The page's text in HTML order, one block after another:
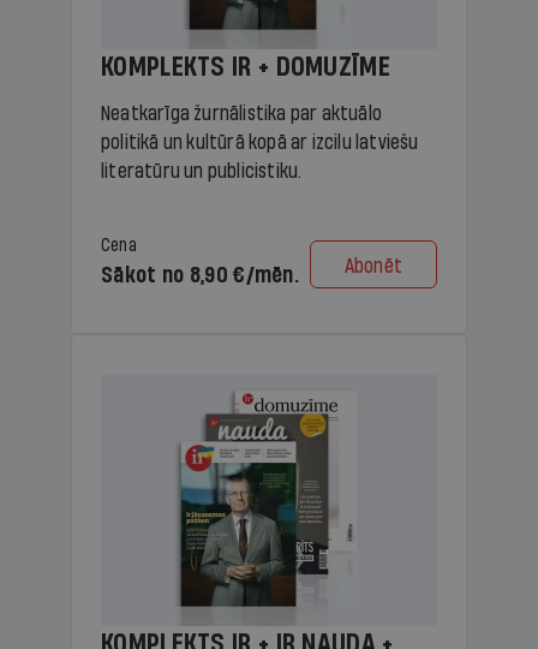
KOMPLEKTS IR + DOMUZĪME
Neatkarīga žurnālistika par aktuālo
politikā un kultūrā kopā ar izcilu latviešu
literatūru un publicistiku.
Cena
Sākot no 8,90 €/mēn. Abonēt